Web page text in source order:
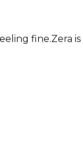
fine.Zera